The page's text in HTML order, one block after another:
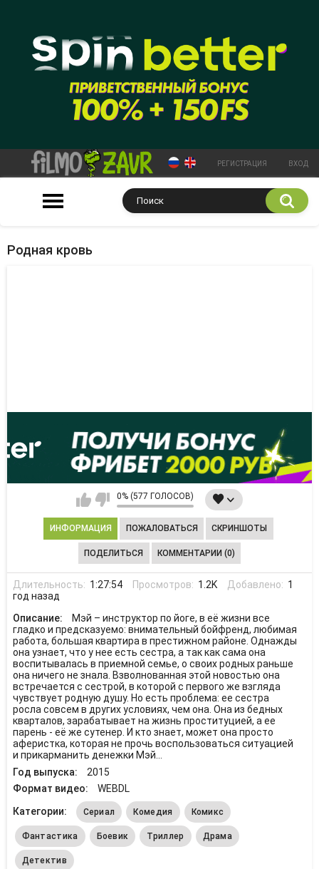
РЕГИСТРАЦИЯ ВХОД
Родная кровь
0% (577 ГОЛОСОВ)
ИНФОРМАЦИЯ ПОЖАЛОВАТЬСЯ СКРИНШОТЫ
ПОДЕЛИТЬСЯ КОММЕНТАРИИ (0)
Длительность: 1:27:54 Просмотров: 1.2K Добавлено: 1
год назад
Описание:
Мэй – инструктор по йоге, в её жизни все
гладко и предсказуемо: внимательный бойфренд, любимая
работа, большая квартира в престижном районе. Однажды
она узнает, что у нее есть сестра, а так как сама она
воспитывалась в приемной семье, о своих родных раньше
она ничего не знала. Взволнованная этой новостью она
встречается с сестрой, в которой с первого же взгляда
чувствует родную душу. Но есть проблема: ее сестра
росла совсем в других условиях, чем она. Она из бедных
кварталов, зарабатывает на жизнь проституцией, а ее
парень - её же сутенер. И кто знает, может она просто
аферистка, которая не прочь воспользоваться ситуацией
и прикарманить денежки Мэй...
Год выпуска:
2015
Формат видео:
WEBDL
Категории:
Сериал Комедия Комикс
Фантастика Боевик Триллер Драма
Детектив